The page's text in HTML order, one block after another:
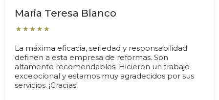
Maria Teresa Blanco
La máxima eficacia, seriedad y responsabilidad
definen a esta empresa de reformas. Son
altamente recomendables. Hicieron un trabajo
excepcional y estamos muy agradecidos por sus
servicios. ¡Gracias!